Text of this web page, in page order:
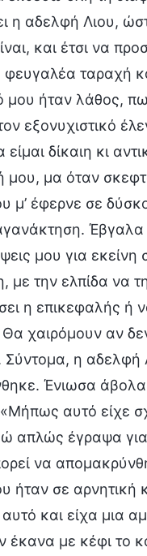
η αδελφή Λιου,
και έτσι να
φευγαλέα ταραχή
μου ήταν λάθος,
εξονυχιστικό
δίκαιη κι
μου, μα όταν
μ’ έφερνε σε
Έβγαλα
μου για εκείνη
με την ελπίδα να
η επικεφαλής ή
χαιρόμουν αν
η αδελφή
Ένιωσα
αυτό είχε
απλώς έγραψα
να
ήταν σε αρνητική
και είχα μια
έκανα με κέφι το